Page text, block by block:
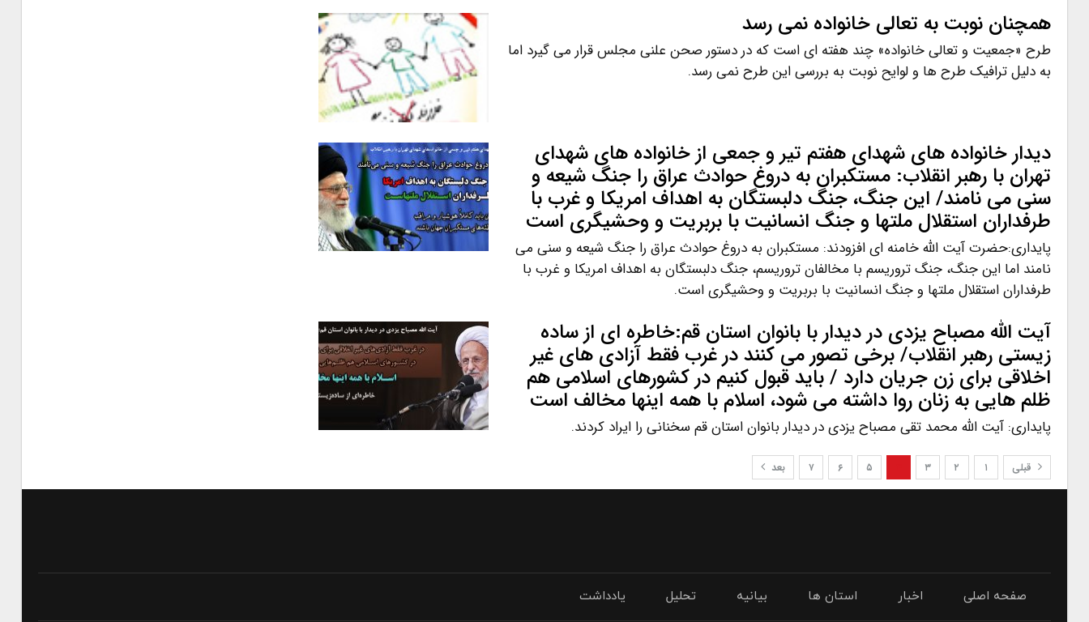
همچنان نوبت به تعالی خانواده نمی رسد
طرح «جمعیت و تعالی خانواده» چند هفته ای است که در دستور صحن علنی مجلس قرار می گیرد اما
به دلیل ترافیک طرح ها و لوایح نوبت به بررسی این طرح نمی رسد.
دیدار خانواده های شهدای هفتم تیر و جمعی از خانواده های شهدای
تهران با رهبر انقلاب: مستکبران به دروغ حوادث عراق را جنگ شیعه و
سنی می نامند/ این جنگ، جنگ دلبستگان به اهداف امریکا و غرب با
طرفداران استقلال ملتها و جنگ انسانیت با بربریت و وحشیگری است
پایداری:حضرت آیت الله خامنه ای افزودند: مستکبران به دروغ حوادث عراق را جنگ شیعه و سنی می
نامند اما این جنگ، جنگ تروریسم با مخالفان تروریسم، جنگ دلبستگان به اهداف امریکا و غرب با
طرفداران استقلال ملتها و جنگ انسانیت با بربریت و وحشیگری است.
آیت الله مصباح یزدی در دیدار با بانوان استان قم:خاطره ای از ساده
زیستی رهبر انقلاب/ برخی تصور می کنند در غرب فقط آزادی های غیر
اخلاقی برای زن جریان دارد / باید قبول کنیم در کشورهای اسلامی هم
ظلم هایی به زنان روا داشته می شود، اسلام با همه اینها مخالف است
پایداری: آیت الله محمد تقی مصباح یزدی در دیدار بانوان استان قم سخنانی را ایراد کردند.
قبلی ۱ ۲ ۳ ۵ ۶ ۷ بعد
صفحه اصلی اخبار استان ها بیانیه تحلیل یادداشت